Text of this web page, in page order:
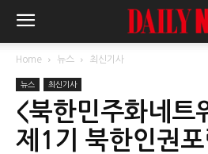
Home 뉴스 최신기사
뉴스 최신기사
<북한민주화네트
제1기 북한인권포